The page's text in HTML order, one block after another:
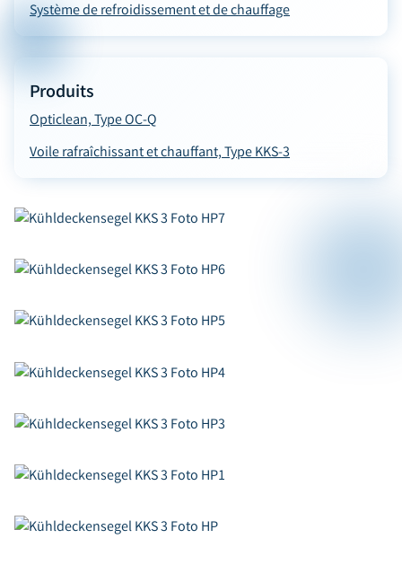
Système de refroidissement et de chauffage
Produits
Opticlean, Type OC-Q
Voile rafraîchissant et chauffant, Type KKS-3